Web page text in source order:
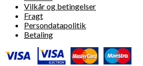
Vilkår og betingelser
Fragt
Persondatapolitik
Betaling